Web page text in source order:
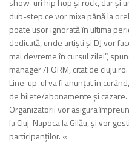
dub-step ce vor mixa până la
poate ușor ignorată în ultima
dedicată, unde artiști și DJ vor
mai devreme în cursul zilei”,
manager /FORM, citat de cluju.ro.
Line-up-ul va fi anunțat în
de bilete/abonamente și cazare.
Organizatorii vor asigura
la Cluj-Napoca la Gilău, și vor
participanților. «